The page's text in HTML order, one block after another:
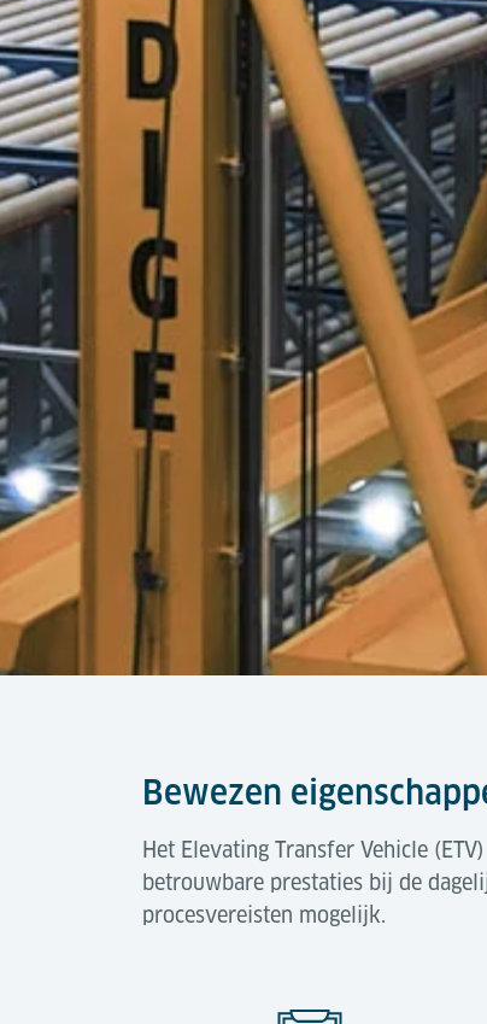
Bewezen
Het Elevating Transfer Vehicle
betrouwbare prestaties bij de
procesvereisten mogelijk.